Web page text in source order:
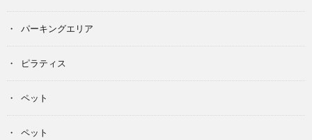
パーキングエリア
ピラティス
ペット
ペット